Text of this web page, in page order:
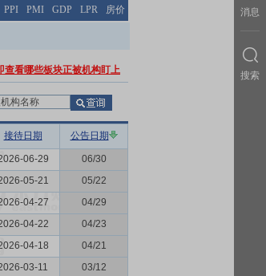
PPI PMI GDP LPR 房价
查看哪些板块正被机构盯上
接待日期 公告日期
06-29
06/30
05-21
05/22
04-27
04/29
04-22
04/23
04-18
04/21
03-11
03/12
消息
搜索